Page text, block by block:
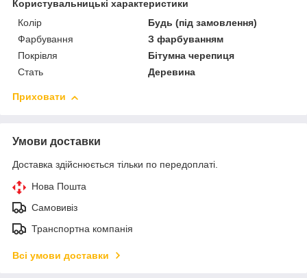
Користувальницькі характеристики
Колір
Будь (під замовлення)
Фарбування
З фарбуванням
Покрівля
Бітумна черепиця
Стать
Деревина
Приховати
Умови доставки
Доставка здійснюється тільки по передоплаті.
Нова Пошта
Самовивіз
Транспортна компанія
Всі умови доставки